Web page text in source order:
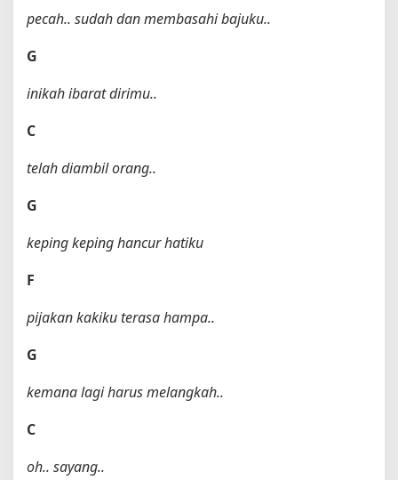
pecah.. sudah dan membasahi bajuku..
G
inikah ibarat dirimu..
C
telah diambil orang..
G
keping keping hancur hatiku
F
pijakan kakiku terasa hampa..
G
kemana lagi harus melangkah..
C
oh.. sayang..